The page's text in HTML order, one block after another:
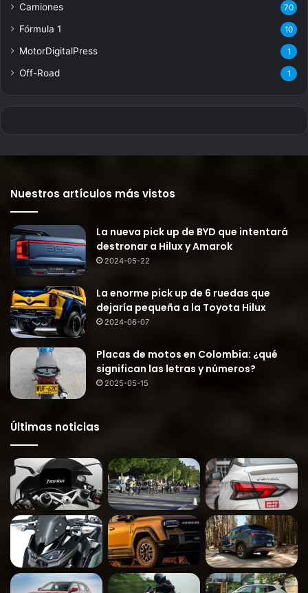
Camiones 70
Fórmula 1 10
MotorDigitalPress 1
Off-Road 1
Nuestros artículos más vistos
La nueva pick up de BYD que intentará
destronar a Hilux y Amarok
2024-05-22
La enorme pick up de 6 ruedas que
dejaría pequeña a la Toyota Hilux
2024-06-07
Placas de motos en Colombia: ¿qué
significan las letras y números?
2025-05-15
Últimas noticias